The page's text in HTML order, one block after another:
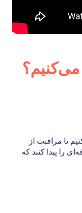
تا مراقبت از
را پیدا کنند که